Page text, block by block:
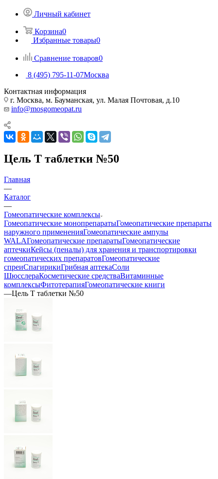
Личный кабинет
Корзина0
Избранные товары0
Сравнение товаров0
8 (495) 795-11-07Москва
Контактная информация
г. Москва, м. Бауманская, ул. Малая Почтовая, д.10
info@mosgomeopat.ru
Цель Т таблетки №50
Главная
—
Каталог
—
Гомеопатические комплексы
Гомеопатические монопрепаратыГомеопатические препараты
наружного примененияГомеопатические ампулы
WALAГомеопатические препаратыГомеопатические
аптечкиКейсы (пеналы) для хранения и транспортировки
гомеопатических препаратовГомеопатические
спреиСпагирикиГрибная аптекаСоли
ШюсслераКосметические средстваВитаминные
комплексыФитотерапияГомеопатические книги
—Цель Т таблетки №50